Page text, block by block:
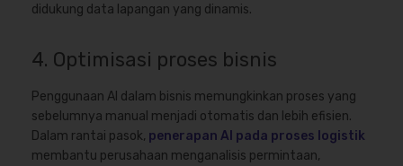
didukung data lapangan yang dinamis.
4. Optimisasi proses bisnis
Penggunaan AI dalam bisnis memungkinkan proses yang
sebelumnya manual menjadi otomatis dan lebih efisien.
Dalam rantai pasok, penerapan AI pada proses logistik
membantu perusahaan menganalisis permintaan,